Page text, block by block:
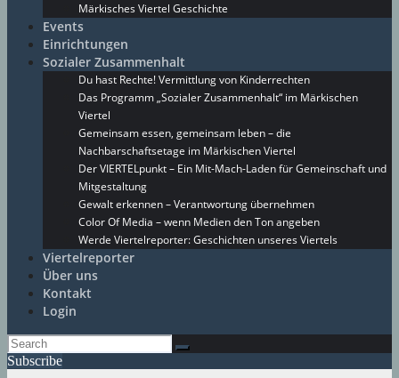
Märkisches Viertel Geschichte
Events
Einrichtungen
Sozialer Zusammenhalt
Du hast Rechte! Vermittlung von Kinderrechten
Das Programm „Sozialer Zusammenhalt“ im Märkischen
Viertel
Gemeinsam essen, gemeinsam leben – die
Nachbarschaftsetage im Märkischen Viertel
Der VIERTELpunkt – Ein Mit-Mach-Laden für Gemeinschaft und
Mitgestaltung
Gewalt erkennen – Verantwortung übernehmen
Color Of Media – wenn Medien den Ton angeben
Werde Viertelreporter: Geschichten unseres Viertels
Viertelreporter
Über uns
Kontakt
Login
Subscribe